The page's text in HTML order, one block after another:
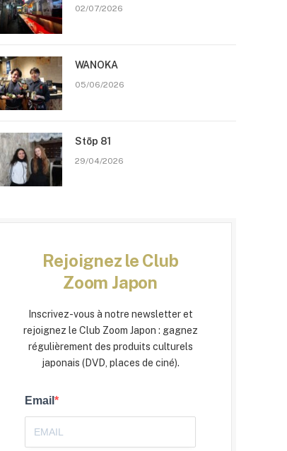
02/07/2026
WANOKA
05/06/2026
Stōp 81
29/04/2026
Rejoignez le Club
Zoom Japon
Inscrivez-vous à notre newsletter et
rejoignez le Club Zoom Japon : gagnez
régulièrement des produits culturels
japonais (DVD, places de ciné).
Email